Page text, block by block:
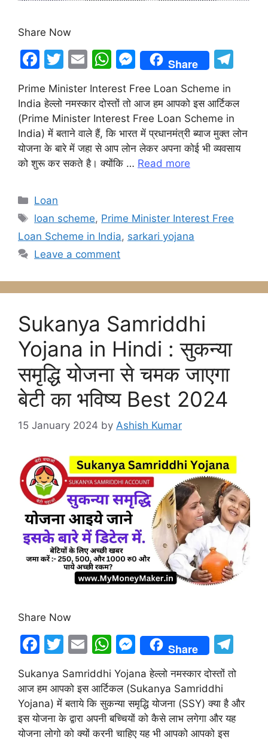
Share Now
F
a
c
e
b
o
o
k
T
w
itt
er
E
m
ai
l
W
at
s
A
p
p
M
e
s
s
e
n
g
Share
e
gr
a
m
Prime Minister Interest Free Loan Scheme in
India हेल्लो नमस्कार दोस्तों तो आज हम आपको इस आर्टिकल
(Prime Minister Interest Free Loan Scheme in
India) में बताने वाले हैं, कि भारत में प्रधानमंत्री ब्याज मुक्त लोन
योजना के बारे में जहा से आप लोन लेकर अपना कोई भी व्यवसाय
को शुरू कर सकते है। क्योंकि … Read more
Categories
Loan
Tags
loan scheme, Prime Minister Interest Free
Loan Scheme in India, sarkari yojana
Leave a comment
Sukanya Samriddhi
Yojana in Hindi : सुकन्या
समृद्धि योजना से चमक जाएगा
बेटी का भविष्य Best 2024
15 January 2024 by Ashish Kumar
Share Now
F
c
e
b
T
itt
er
E
ai
l
W
at
s
A
M
e
s
s
e
Share
el
e
gr
a
Sukanya Samriddhi Yojana हेल्लो नमस्कार दोस्तों तो
आज हम आपको इस आर्टिकल (Sukanya Samriddhi
Yojana) में बताये कि सुकन्या समृद्धि योजना (SSY) क्या है और
इस योजना के द्वारा अपनी बच्चियों को कैसे लाभ लगेगा और यह
योजना लोगो को क्यों करनी चाहिए यह भी आपको आपको इस